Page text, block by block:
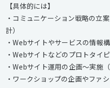
【具体的には】
・コミュニケーション戦略の立
計）
・Webサイトやサービスの情報
・Webサイトなどのプロトタイ
・Webサイト運用の企画～実施
・ワークショップの企画やファ